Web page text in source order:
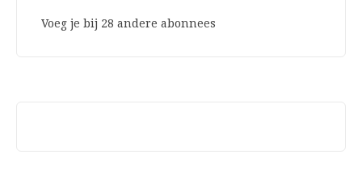
Voeg je bij 28 andere abonnees